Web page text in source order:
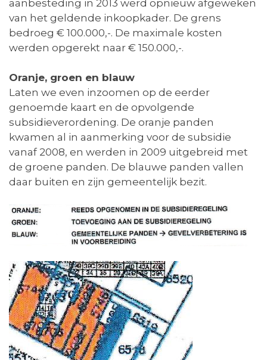
aanbesteding in 2013 werd opnieuw afgeweken
van het geldende inkoopkader. De grens
bedroeg € 100.000,-. De maximale kosten
werden opgerekt naar € 150.000,-.
Oranje, groen en blauw
Laten we even inzoomen op de eerder
genoemde kaart en de opvolgende
subsidieverordening. De oranje panden
kwamen al in aanmerking voor de subsidie
vanaf 2008, en werden in 2009 uitgebreid met
de groene panden. De blauwe panden vallen
daar buiten en zijn gemeentelijk bezit.